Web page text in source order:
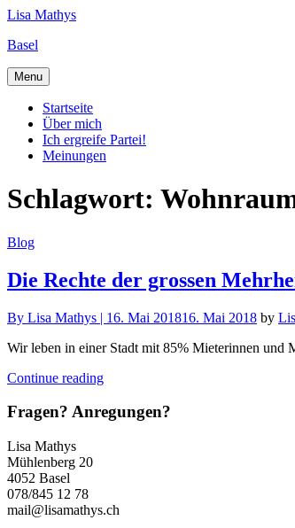
Skip
content
Lisa Mathys
Basel
Menu
Startseite
Über mich
Ich ergreife Partei!
Meinungen
Schlagwort:
Blog
Die Rechte der grossen
By Lisa Mathys | 16. Mai 201816. Mai 2018 by
Wir leben in einer Stadt mit 85% Mieterinnen und
Continue reading
Fragen? Anregungen?
Lisa Mathys
Mühlenberg 20
4052 Basel
078/845 12 78
mail@lisamathys.ch